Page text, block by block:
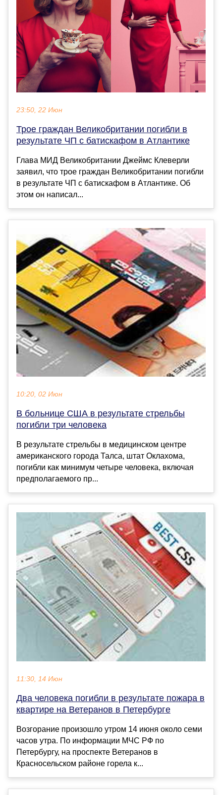
23:50, 22 Июн
Трое граждан Великобритании погибли в
результате ЧП с батискафом в Атлантике
Глава МИД Великобритании Джеймс Клеверли
заявил, что трое граждан Великобритании погибли
в результате ЧП с батискафом в Атлантике. Об
этом он написал...
10:20, 02 Июн
В больнице США в результате стрельбы
погибли три человека
В результате стрельбы в медицинском центре
американского города Талса, штат Оклахома,
погибли как минимум четыре человека, включая
предполагаемого пр...
11:30, 14 Июн
Два человека погибли в результате пожара в
квартире на Ветеранов в Петербурге
Возгорание произошло утром 14 июня около семи
часов утра. По информации МЧС РФ по
Петербургу, на проспекте Ветеранов в
Красносельском районе горела к...